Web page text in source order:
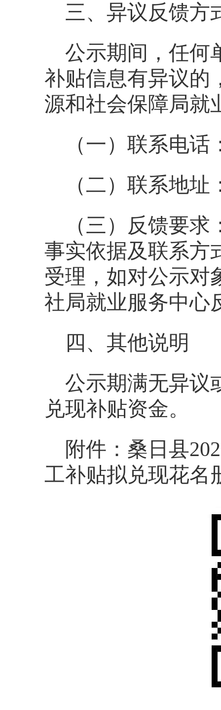
三、异议反馈方
公示期间，任何
补贴信息有异议的
源和社会保障局就
（一）联系电话
（二）联系地
（三）反馈要
事实依据及联系方
受理，如对公示对
社局就业服务中心
四、其他说明
公示期满无异议
兑现补贴资金。
附件：桑日县
工补贴拟兑现花名